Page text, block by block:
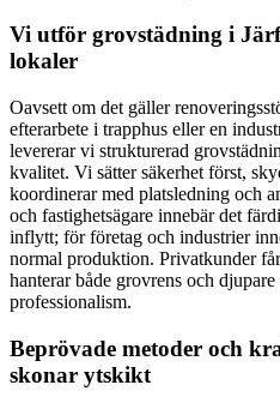
Vi utför grovstädning i
lokaler
Oavsett om det gäller
efterarbete i trapphus eller en
levererar vi strukturerad
kvalitet. Vi sätter säkerhet först,
koordinerar med platsledning och
och fastighetsägare innebär det
inflytt; för företag och industrier
normal produktion. Privatkunder
hanterar både grovrens och
professionalism.
Beprövade metoder och
skonar ytskikt